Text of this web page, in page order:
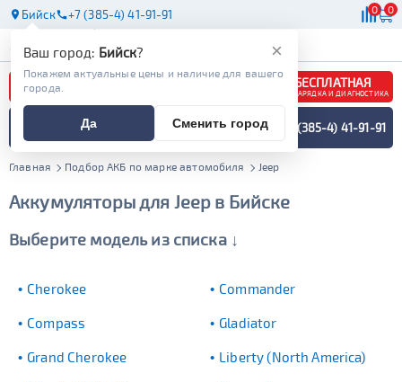
Бийск +7 (385-4) 41-91-91 0 0
АКБ
БЕСПЛАТНАЯ
ЗАРЯДКА И ДИАГНОСТИКА
ПОДБОР АККУМУЛЯТОРА
СПЕЦИАЛИСТОМ +7 (385-4) 41-91-91
Главная Подбор АКБ по марке автомобиля Jeep
Аккумуляторы для Jeep в Бийске
Выберите модель из списка ↓
Cherokee Commander
Compass Gladiator
Grand Cherokee Liberty (North America)
×
Ваш город: Бийск?
Покажем актуальные цены и наличие для вашего
города.
Да Сменить город